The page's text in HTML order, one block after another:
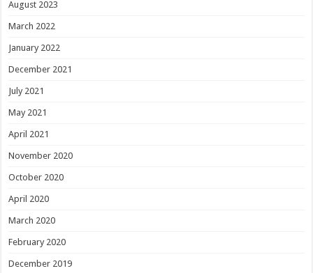
August 2023
March 2022
January 2022
December 2021
July 2021
May 2021
April 2021
November 2020
October 2020
April 2020
March 2020
February 2020
December 2019